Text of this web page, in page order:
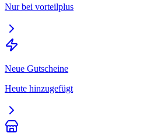
Nur bei vorteilplus
Neue Gutscheine
Heute hinzugefügt